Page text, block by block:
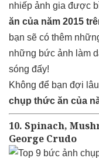
nhiếp ảnh gia được
ăn của năm 2015
bạn sẽ có thêm
những bức ảnh làm
sóng đấy!
Không để bạn đợi
chụp thức ăn của
10. Spinach,
George Crudo